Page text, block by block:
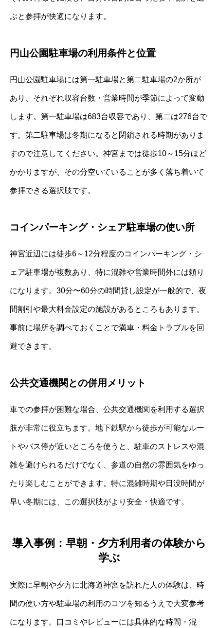
ぶと参拝が快適になります。
円山公園駐車場の利用条件と位置
円山公園駐車場には第一駐車場と第二駐車場の2か所が
あり、それぞれ収容台数・営業時間が季節によって変動
します。第一駐車場は683台収容であり、第二は276台で
す。第二駐車場は冬期になると閉鎖される時期がありま
すので注意してください。神宮までは徒歩10～15分ほど
かかりますが、その分空いていることが多く落ち着いて
参拝できる選択肢です。
コインパーキング・シェア駐車場の使い所
神宮近辺には徒歩6～12分程度のコインパーキング・シ
ェア駐車場が複数あり、特に混雑や営業時間外には頼り
になります。30分〜60分の時間貸し設定が一般的で、夜
間割引や最大料金設定の施設があるところもあります。
事前に場所を調べておくことで満車・料金トラブルを回
避できます。
公共交通機関との併用メリット
車での参拝が困難な場合、公共交通機関を利用する選択
肢が非常に役立ちます。地下鉄駅から徒歩が可能なルー
トやバス停が近いところを使うと、駐車のストレスや混
雑を避けられるだけでなく、参道の自然の雰囲気をゆっ
たり楽しむことができます。特に混雑時期や日没時間が
早い冬期には、この選択肢がより安全・快適です。
導入事例：早朝・夕方利用者の体験から
学ぶ
実際に早朝や夕方に北海道神宮を訪れた人の体験は、時
間の使い方や駐車場の利用のコツを知るうえで大変参考
になります。口コミやレビューには具体的な時間・混